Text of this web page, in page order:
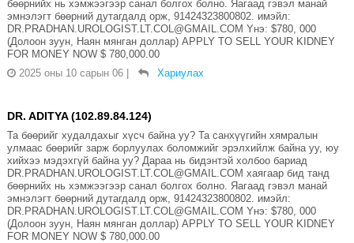
бөөрнийх нь хэмжээгээр санал болгох болно. Яагаад гэвэл манай
эмнэлэгт бөөрний дутагдалд орж, 91424323800802. имэйл:
DR.PRADHAN.UROLOGIST.LT.COL@GMAIL.COM Yнэ: $780, 000
(Долоон зуун, Наян мянган доллар) APPLY TO SELL YOUR KIDNEY
FOR MONEY NOW $ 780,000.00
2025 оны 10 сарын 06 | Хариулах
DR. ADITYA (102.89.84.124)
Та бөөрийг худалдахыг хүсч байна уу? Та санхүүгийн хямралын
улмаас бөөрийг зарж борлуулах боломжийг эрэлхийлж байна уу, юу
хийхээ мэдэхгүй байна уу? Дараа нь бидэнтэй холбоо бариад
DR.PRADHAN.UROLOGIST.LT.COL@GMAIL.COM хаягаар бид танд
бөөрнийх нь хэмжээгээр санал болгох болно. Яагаад гэвэл манай
эмнэлэгт бөөрний дутагдалд орж, 91424323800802. имэйл:
DR.PRADHAN.UROLOGIST.LT.COL@GMAIL.COM Yнэ: $780, 000
(Долоон зуун, Наян мянган доллар) APPLY TO SELL YOUR KIDNEY
FOR MONEY NOW $ 780,000.00